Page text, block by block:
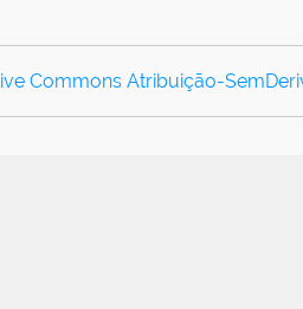
Commons Atribuição-